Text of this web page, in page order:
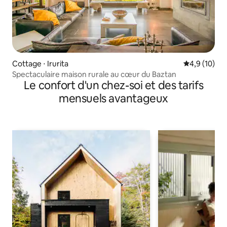
Cottage ⋅ Irurita Évaluation
4,9 (10)
Spectaculaire maison rurale au cœur du Baztan
Le confort d'un chez-soi et des tarifs
mensuels avantageux